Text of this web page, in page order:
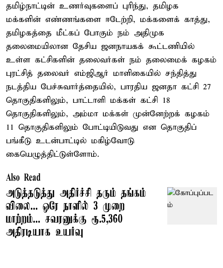
தமிழ்நாட்டின் உணர்வுகளைப் புரிந்து, தமிழக
மக்களின் எண்ணங்களை ஈடேற்றி, மக்களைக் காத்து,
தமிழகத்தை மீட்கப் போகும் நம் அதிமுக
தலைமையிலான தேசிய ஜனநாயகக் கூட்டணியில்
உள்ள கட்சிகளின் தலைவர்கள் நம் தலைமைக் கழகம்
புரட்சித் தலைவர் எம்ஜிஆர் மாளிகையில் சந்தித்து
நடத்திய பேச்சுவார்த்தையில், பாரதிய ஜனதா கட்சி 27
தொகுதிகளிலும், பாட்டாளி மக்கள் கட்சி 18
தொகுதிகளிலும், அம்மா மக்கள் முன்னேற்றக் கழகம்
11 தொகுதிகளிலும் போட்டியிடுவது என தொகுதிப்
பங்கீடு உடன்பாட்டில் மகிழ்வோடு
கையெழுத்திட்டுள்ளோம்.
Also Read
அடுத்தடுத்து அதிர்ச்சி தரும் தங்கம்
விலை... ஒரே நாளில் 3 முறை
மாற்றம்... சவரனுக்கு ரூ.5,360
அதிரடியாக உயர்வு